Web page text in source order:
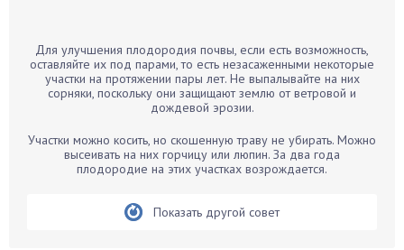
Бархатцы
Бегония
Бирючина
Бобовые
Для улучшения плодородия почвы, если есть возможность,
оставляйте их под парами, то есть незасаженными некоторые
участки на протяжении пары лет. Не выпалывайте на них
сорняки, поскольку они защищают землю от ветровой и
дождевой эрозии.
Участки можно косить, но скошенную траву не убирать. Можно
высеивать на них горчицу или люпин. За два года
плодородие на этих участках возрождается.
Показать другой совет